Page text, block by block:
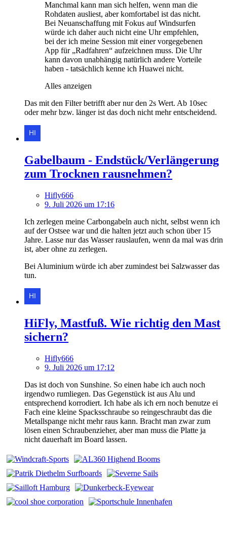
Manchmal kann man sich helfen, wenn man die
Rohdaten ausliest, aber komfortabel ist das nicht.
Bei Neuanschaffung mit Fokus auf Windsurfen
würde ich daher auch nicht eine Uhr empfehlen,
bei der ich meine Session mit einer vorgegebenen
App für „Radfahren“ aufzeichnen muss. Die Uhr
kann davon unabhängig natürlich andere Vorteile
haben - tatsächlich kenne ich Huawei nicht.
Alles anzeigen
Das mit den Filter betrifft aber nur den 2s Wert. Ab 10sec
oder mehr bzw. länger ist das doch nicht mehr entscheidend.
Gabelbaum - Endstück/Verlängerung
zum Trocknen rausnehmen?
Hifly666
9. Juli 2026 um 17:16
Ich zerlegen meine Carbongabeln auch nicht, selbst wenn ich
auf der Ostsee war und die halten jetzt auch schon über 15
Jahre. Lasse nur das Wasser rauslaufen, wenn da mal was drin
ist, aber ohne zu zerlegen.
Bei Aluminium würde ich aber zumindest bei Salzwasser das
tun.
HiFly, Mastfuß. Wie richtig den Mast
sichern?
Hifly666
9. Juli 2026 um 17:12
Das ist doch von Sunshine. So einen habe ich auch noch
irgendwo rumliegen. Das Gegenstück ist aus Alu und
entsprechend korrodiert. Ich habe als ich ern noch benutze ei
Fach eine kleine Spacksschraube so reingeschraubt das die
Metallspange nicht mehr raus kann. Bracht man zwar zum
lösen einen Schraubenzieher, aber man muss die Platte ja
nicht dauerhaft im Board lassen.